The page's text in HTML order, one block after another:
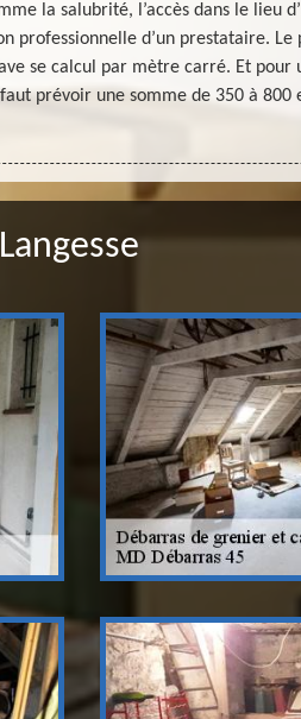
la salubrité, l’accès dans le lieu
professionnelle d’un prestataire. Le
se calcul par mètre carré. Et pour
prévoir une somme de 350 à 800